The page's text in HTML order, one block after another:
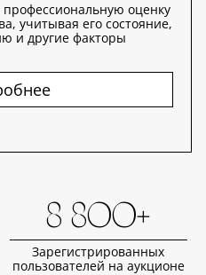
оценку
учитывая его состояние,
и другие факторы
8 800+
Зарегистрированных
пользователей на аукционе